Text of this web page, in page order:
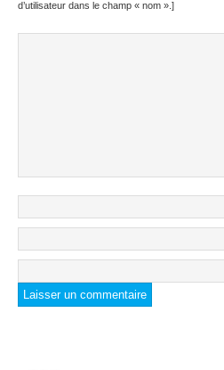
d’utilisateur dans le champ « nom ».]